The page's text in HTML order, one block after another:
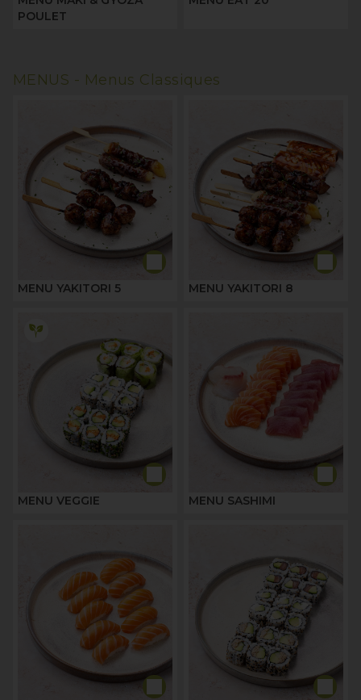
POULET
MENUS - Menus Classiques
MENU YAKITORI 5 MENU YAKITORI 8
MENU VEGGIE MENU SASHIMI